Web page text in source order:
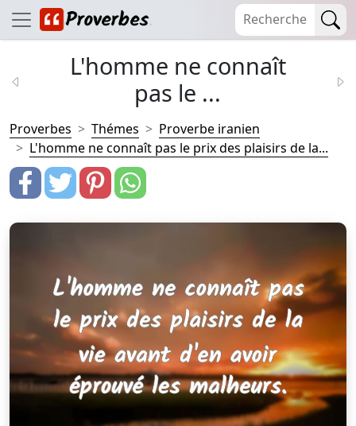
L'homme ne connaît
pas le ...
Proverbes Thémes
Proverbe iranien
L'homme ne connaît pas le prix des plaisirs de la...